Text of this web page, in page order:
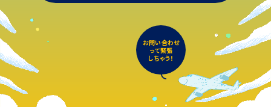
お問い合わせ
って緊張
しちゃう！